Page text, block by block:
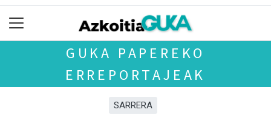
GUKA PAPEREKO
ERREPORTAJEAK
SARRERA